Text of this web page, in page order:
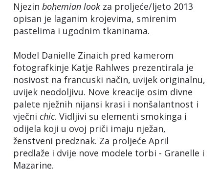
Njezin bohemian look za proljeće/ljeto 2013
opisan je laganim krojevima, smirenim
pastelima i ugodnim tkaninama.
Model Danielle Zinaich pred kamerom
fotografkinje Katje Rahlwes prezentirala je
nosivost na francuski način, uvijek originalnu,
uvijek neodoljivu. Nove kreacije osim divne
palete nježnih nijansi krasi i nonšalantnost i
vječni chic. Vidljivi su elementi smokinga i
odijela koji u ovoj priči imaju nježan,
ženstveni predznak. Za proljeće April
predlaže i dvije nove modele torbi - Granelle i
Mazarine.